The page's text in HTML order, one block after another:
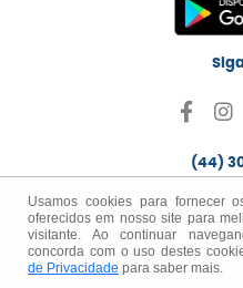
(44)
Status do sistema API para
Políticas e termos
Usamos cookies para fornecer
oferecidos em nosso site para
visitante. Ao continuar
concorda com o uso destes
de Privacidade para saber mais.